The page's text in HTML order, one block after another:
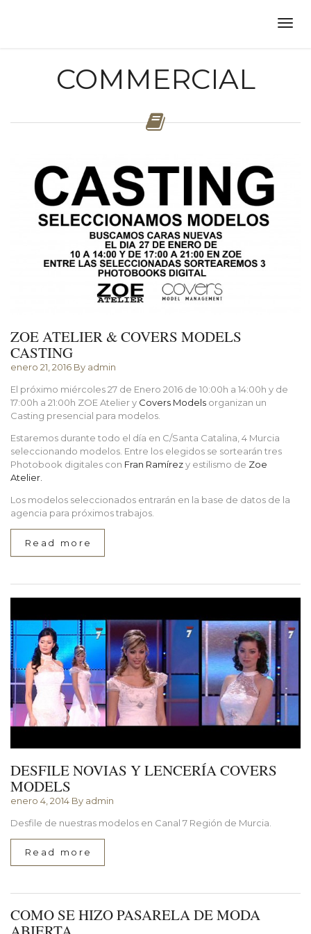
COMMERCIAL
ZOE ATELIER & COVERS MODELS
CASTING
enero 21, 2016 By admin
El próximo miércoles 27 de Enero 2016 de 10:00h a 14:00h y de
17:00h a 21:00h ZOE Atelier y Covers Models organizan un
Casting presencial para modelos.
Estaremos durante todo el día en C/Santa Catalina, 4 Murcia
seleccionando modelos. Entre los elegidos se sortearán tres
Photobook digitales con Fran Ramírezy estilismo de Zoe
Atelier.
Los modelos seleccionados entrarán en la base de datos de la
agencia para próximos trabajos.
Read more
DESFILE NOVIAS Y LENCERÍA COVERS
MODELS
enero 4, 2014 By admin
Desfile de nuestras modelos en Canal 7 Región de Murcia.
Read more
COMO SE HIZO PASARELA DE MODA